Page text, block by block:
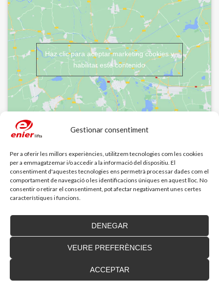
Gestionar consentiment
Per a oferir les millors experiències, utilitzem tecnologies com les cookies
per a emmagatzemar i/o accedir a la informació del dispositiu. El
consentiment d'aquestes tecnologies ens permetrà processar dades com el
comportament de navegació o les identificacions úniques en aquest lloc. No
consentir o retirar el consentiment, pot afectar negativament unes certes
característiques i funcions.
ACCEPTAR
DENEGAR
VEURE PREFERÈNCIES
Haz clic para aceptar marketing cookies y
habilitar este contenido
Blog d'accessibilitat
Nova seu d’Enier a la Comunitat Valenciana
Fa uns mesos vam traslladar la nostra delegació de
València a una nova ubicació...
Ascensor convencional vs ascensor
unifamiliar: quina és la diferència?
A l’hora d’instal·lar un ascensor per accedir a les